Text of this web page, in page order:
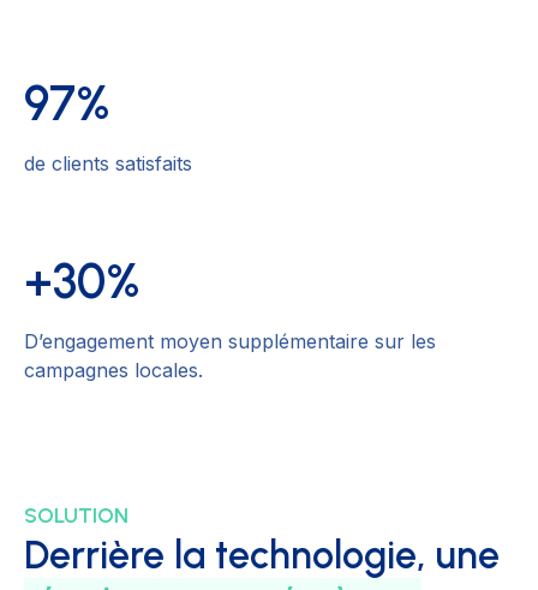
97%
de clients satisfaits
+30%
D’engagement moyen supplémentaire sur les
campagnes locales.
SOLUTION
Derrière la technologie, une